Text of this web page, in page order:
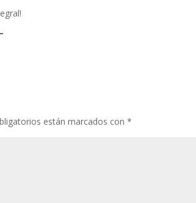
están marcados con*